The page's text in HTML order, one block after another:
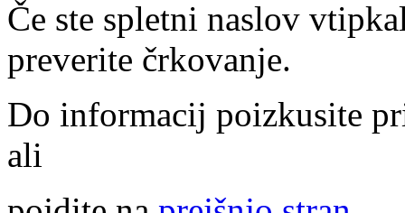
Če ste spletni naslov
preverite črkovanje.
Do informacij poizkusite
ali